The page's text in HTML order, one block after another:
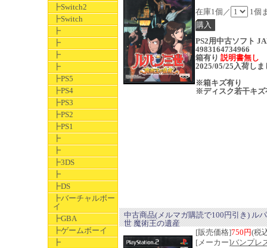
┣Switch2
┣Switch
┣
┣
┣
┣
┣PS5
┣PS4
┣PS3
┣PS2
┣PS1
┣
┣
┣3DS
┣
┣DS
┣バーチャルボー
イ
┣GBA
┣ゲームボーイ
┣
在庫1個／ 1個
PS2用中古ソフト
4983164734966
箱有り 説明書無し
2025/05/25入荷しま
※箱キズ有り
※ディスク若干キズ
中古商品(メルマガ購読で100円引き) ル
世 魔術王の遺産
[販売価格]750円(税
[メーカー]バンプレ